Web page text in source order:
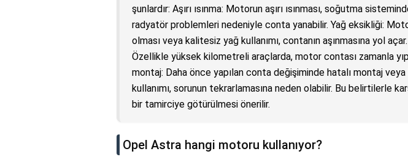
şunlardır: Aşırı ısınma: Motorun aşırı ısınması, soğutma
radyatör problemleri nedeniyle conta yanabilir. Yağ eksikliği:
olması veya kalitesiz yağ kullanımı, contanın aşınmasına yol
Özellikle yüksek kilometreli araçlarda, motor contası zamanla
montaj: Daha önce yapılan conta değişiminde hatalı montaj
kullanımı, sorunun tekrarlamasına neden olabilir. Bu belirtilerle
bir tamirciye götürülmesi önerilir.
Opel Astra hangi motoru kullanıyor?